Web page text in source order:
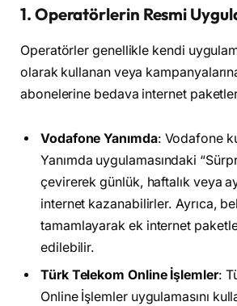
1. Operatörlerin Resmi
Operatörler genellikle kendi
olarak kullanan veya
abonelerine bedava internet
Vodafone Yanımda: Vodafone
Yanımda uygulamasındaki
çevirerek günlük, haftalık veya
internet kazanabilirler. Ayrıca,
tamamlayarak ek internet
edilebilir.
Türk Telekom Online İşlemler:
Online İşlemler uygulamasını